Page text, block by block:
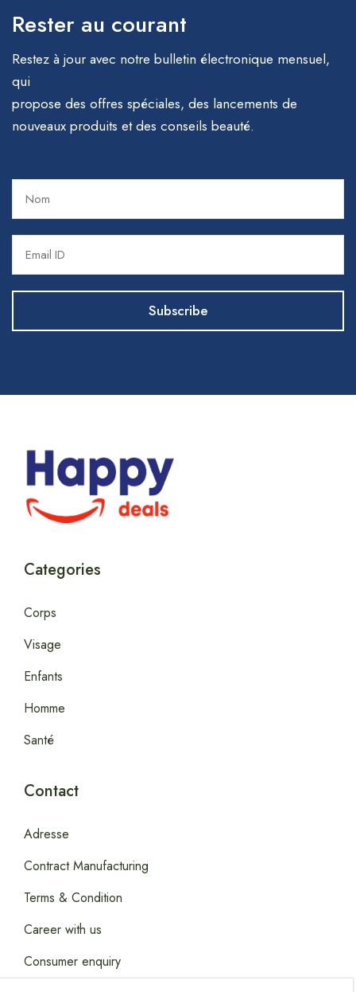
Rester au courant
Restez à jour avec notre bulletin électronique mensuel,
qui
propose des offres spéciales, des lancements de
nouveaux produits et des conseils beauté.
Categories
Corps
Visage
Enfants
Homme
Santé
Contact
Adresse
Contract Manufacturing
Terms & Condition
Career with us
Consumer enquiry